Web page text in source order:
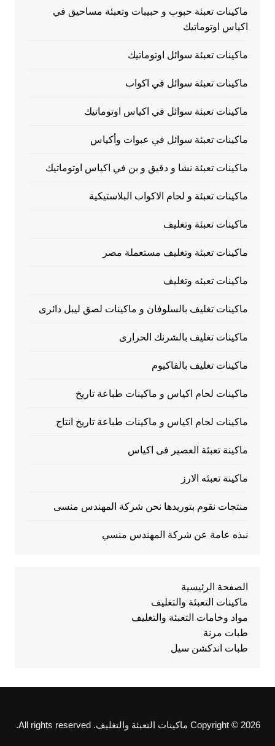
ماكينات تعبئة حبوب و حبيبات وتعبئة مساحيق في
اكياس اوتوماتيك
ماكينات تعبئة سوائل اوتوماتيك
ماكينات تعبئة سوائل في اكواب
ماكينات تعبئة سوائل في اكياس اوتوماتيك
ماكينات تعبئة سوائل في عبوات وأكياس
ماكينات تعبئة نشا و دقيق و بن في اكياس اوتوماتيك
ماكينات تعبئة و لحام الاكواب البلاستيكية
ماكينات تعبئة وتغليف
ماكينات تعبئة وتغليف مستعملة مصر
ماكينات تعبئه وتغليف
ماكينات تغليف بالسلوفان و ماكينات لصق ليبل دائرى
ماكينات تغليف بالشرنك الحرارى
ماكينات تغليف بالفاكيوم
ماكينات لحام اكياس و ماكينات طباعة تاريخ
ماكينات لحام اكياس و ماكينات طباعة تاريخ انتاج
ماكينة تعبئة العصير فى اكياس
ماكينة تعبئه الارز
منتجات نقوم بتوريدها نحن شركة المهندس منسى
نبذه عامة عن شركة المهندس منسي
الصفحة الرئيسية
ماكينات التعبئة والتغليف
مواد وخامات التعبئة والتغليف
طبات مرنة
طبات اندكشن سيل
Copyright © 2026 ماكينات التعبئة والتغليف. All rights reserved.